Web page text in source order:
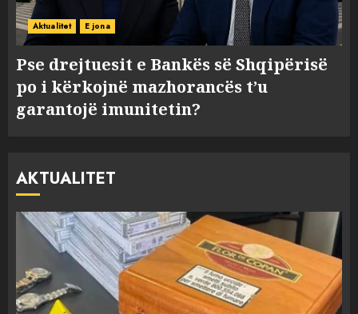
Aktualitet E jona
Pse drejtuesit e Bankës së Shqipërisë
po i kërkojnë mazhorancës t’u
garantojë imunitetin?
AKTUALITET